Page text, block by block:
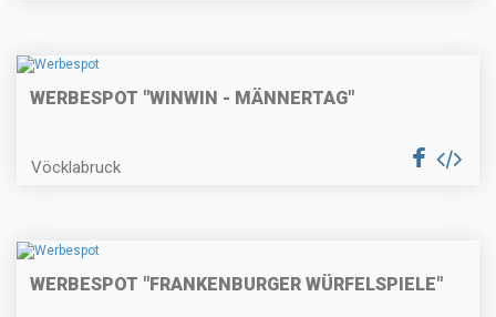
WERBESPOT "WINWIN - MÄNNERTAG"
Vöcklabruck
WERBESPOT "FRANKENBURGER WÜRFELSPIELE"